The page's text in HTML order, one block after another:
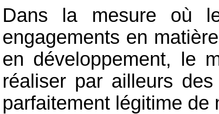
Dans la mesure où
engagements en
en développement, le
réaliser par ailleurs
parfaitement légitime